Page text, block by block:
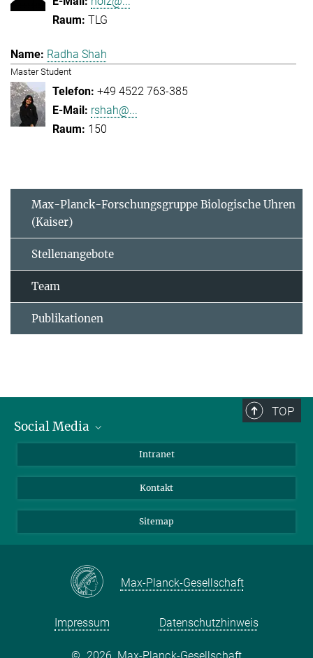
TLG
Radha Shah
Master Student
+49 4522 763-385
rshah@...
150
Max-Planck-Forschungsgruppe Biologische Uhren
(Kaiser)
Stellenangebote
Team
Publikationen
TOP
Social Media
LinkedIn
Intranet
Kontakt
Sitemap
Max-Planck-Gesellschaft
Impressum Datenschutzhinweis